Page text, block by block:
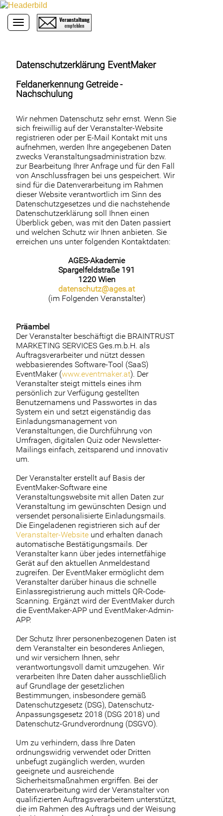
Toggle navigation
Datenschutzerklärung EventMaker
Feldanerkennung Getreide -
Nachschulung
Wir nehmen Datenschutz sehr ernst. Wenn Sie
sich freiwillig auf der Veranstalter-Website
registrieren oder per E-Mail Kontakt mit uns
aufnehmen, werden Ihre angegebenen Daten
zwecks Veranstaltungsadministration bzw.
zur Bearbeitung Ihrer Anfrage und für den Fall
von Anschlussfragen bei uns gespeichert. Wir
sind für die Datenverarbeitung im Rahmen
dieser Website verantwortlich im Sinn des
Datenschutzgesetzes und die nachstehende
Datenschutzerklärung soll Ihnen einen
Überblick geben, was mit den Daten passiert
und welchen Schutz wir Ihnen anbieten. Sie
erreichen uns unter folgenden Kontaktdaten:
AGES-Akademie
Spargelfeldstraße 191
1220 Wien
datenschutz@ages.at
(im Folgenden Veranstalter)
Präambel
Der Veranstalter beschäftigt die BRAINTRUST
MARKETING SERVICES Ges.m.b.H. als
Auftragsverarbeiter und nützt dessen
webbasierendes Software-Tool (SaaS)
EventMaker (www.eventmaker.at). Der
Veranstalter steigt mittels eines ihm
persönlich zur Verfügung gestellten
Benutzernamens und Passwortes in das
System ein und setzt eigenständig das
Einladungsmanagement von
Veranstaltungen, die Durchführung von
Umfragen, digitalen Quiz oder Newsletter-
Mailings einfach, zeitsparend und innovativ
um.
Der Veranstalter erstellt auf Basis der
EventMaker-Software eine
Veranstaltungswebsite mit allen Daten zur
Veranstaltung im gewünschten Design und
versendet personalisierte Einladungsmails.
Die Eingeladenen registrieren sich auf der
Veranstalter-Website und erhalten danach
automatische Bestätigungsmails. Der
Veranstalter kann über jedes internetfähige
Gerät auf den aktuellen Anmeldestand
zugreifen. Der EventMaker ermöglicht dem
Veranstalter darüber hinaus die schnelle
Einlassregistrierung auch mittels QR-Code-
Scanning. Ergänzt wird der EventMaker durch
die EventMaker-APP und EventMaker-Admin-
APP.
Der Schutz Ihrer personenbezogenen Daten ist
dem Veranstalter ein besonderes Anliegen,
und wir versichern Ihnen, sehr
verantwortungsvoll damit umzugehen. Wir
verarbeiten Ihre Daten daher ausschließlich
auf Grundlage der gesetzlichen
Bestimmungen, insbesondere gemäß
Datenschutzgesetz (DSG), Datenschutz-
Anpassungsgesetz 2018 (DSG 2018) und
Datenschutz-Grundverordnung (DSGVO).
Um zu verhindern, dass Ihre Daten
ordnungswidrig verwendet oder Dritten
unbefugt zugänglich werden, wurden
geeignete und ausreichende
Sicherheitsmaßnahmen ergriffen. Bei der
Datenverarbeitung wird der Veranstalter von
qualifizierten Auftragsverarbeitern unterstützt,
die im Rahmen des Auftrags und der Weisung